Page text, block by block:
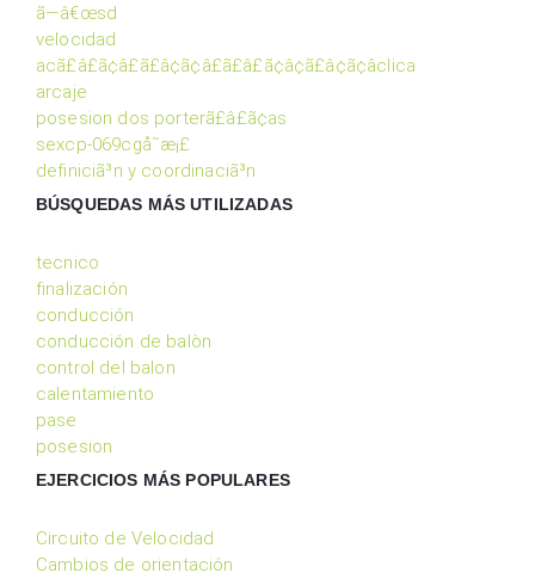
ã—â€œsd
velocidad
acã£â£ã¢â£ã£â¢ã¢â£ã£â£ã¢â¢ã£â¢ã¢âclica
arcaje
posesion dos porterã£â£ã¢as
sexcp-069cgå˜æ¡£
definiciã³n y coordinaciã³n
BÚSQUEDAS MÁS UTILIZADAS
tecnico
finalización
conducción
conducción de balòn
control del balon
calentamiento
pase
posesion
EJERCICIOS MÁS POPULARES
Circuito de Velocidad
Cambios de orientación